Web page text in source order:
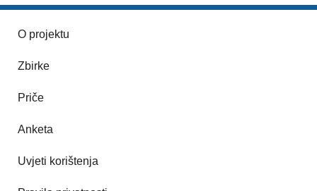
O projektu
Zbirke
Priče
Anketa
Uvjeti korištenja